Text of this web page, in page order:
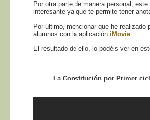
Por otra parte de manera personal,
interesante ya que te permite tener
Por último, mencionar que he
alumnos con la aplicación iMovie
El resultado de ello, lo podéis ver en
La Constitución por Primer